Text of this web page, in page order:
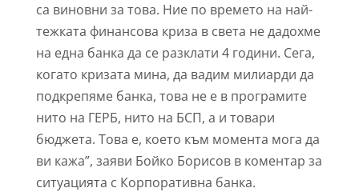
са виновни за това. Ние по времето на най-
тежката финансова криза в света не дадохме
на една банка да се разклати 4 години. Сега,
когато кризата мина, да вадим милиарди да
подкрепяме банка, това не е в програмите
нито на ГЕРБ, нито на БСП, а и товари
бюджета. Това е, което към момента мога да
ви кажа”, заяви Бойко Борисов в коментар за
ситуацията с Корпоративна банка.